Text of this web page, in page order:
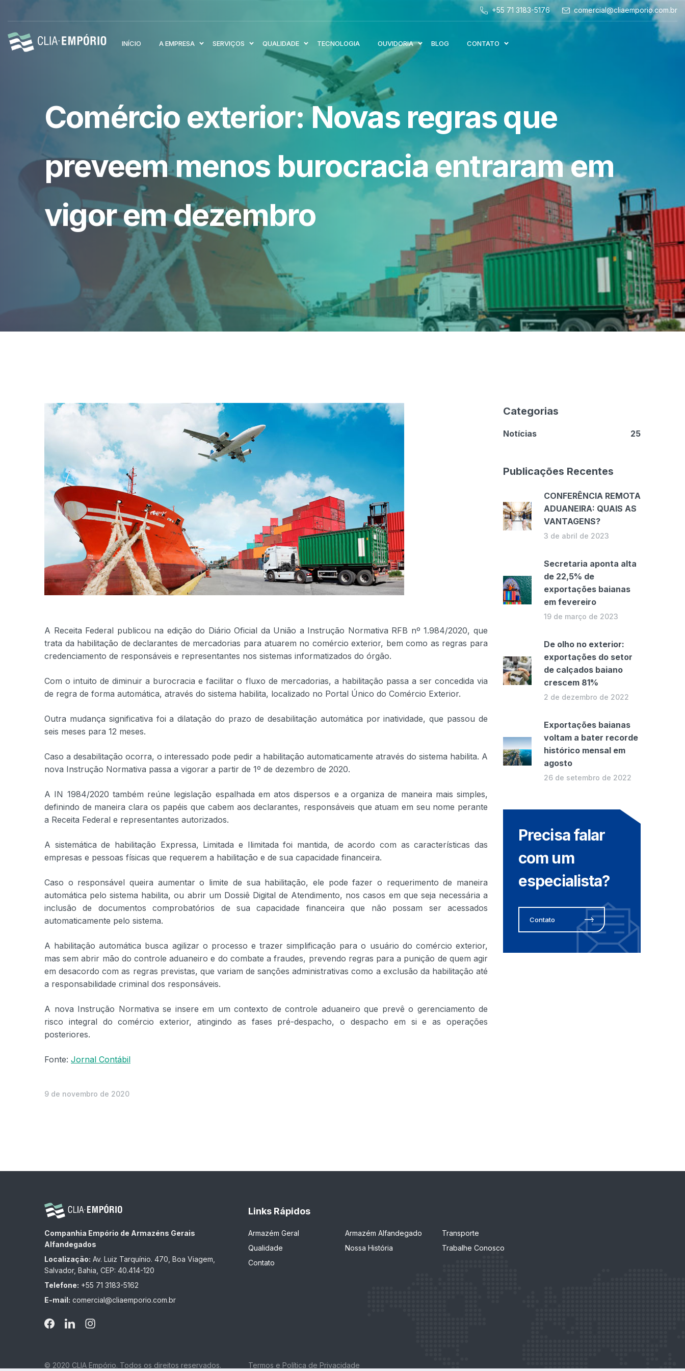
+55 71 3183-5176 comercial@cliaemporio.com.br
INÍCIO A EMPRESA SERVIÇOS QUALIDADE TECNOLOGIA OUVIDORIA BLOG CONTATO
Comércio exterior: Novas regras que
preveem menos burocracia entraram em
vigor em dezembro
A Receita Federal publicou na edição do Diário Oficial da União a Instrução Normativa RFB nº 1.984/2020, que
trata da habilitação de declarantes de mercadorias para atuarem no comércio exterior, bem como as regras para
credenciamento de responsáveis e representantes nos sistemas informatizados do órgão.
Com o intuito de diminuir a burocracia e facilitar o fluxo de mercadorias, a habilitação passa a ser concedida via
de regra de forma automática, através do sistema habilita, localizado no Portal Único do Comércio Exterior.
Outra mudança significativa foi a dilatação do prazo de desabilitação automática por inatividade, que passou de
seis meses para 12 meses.
Caso a desabilitação ocorra, o interessado pode pedir a habilitação automaticamente através do sistema habilita. A
nova Instrução Normativa passa a vigorar a partir de 1º de dezembro de 2020.
A IN 1984/2020 também reúne legislação espalhada em atos dispersos e a organiza de maneira mais simples,
definindo de maneira clara os papéis que cabem aos declarantes, responsáveis que atuam em seu nome perante
a Receita Federal e representantes autorizados.
A sistemática de habilitação Expressa, Limitada e Ilimitada foi mantida, de acordo com as características das
empresas e pessoas físicas que requerem a habilitação e de sua capacidade financeira.
Caso o responsável queira aumentar o limite de sua habilitação, ele pode fazer o requerimento de maneira
automática pelo sistema habilita, ou abrir um Dossiê Digital de Atendimento, nos casos em que seja necessária a
inclusão de documentos comprobatórios de sua capacidade financeira que não possam ser acessados
automaticamente pelo sistema.
A habilitação automática busca agilizar o processo e trazer simplificação para o usuário do comércio exterior,
mas sem abrir mão do controle aduaneiro e do combate a fraudes, prevendo regras para a punição de quem agir
em desacordo com as regras previstas, que variam de sanções administrativas como a exclusão da habilitação até
a responsabilidade criminal dos responsáveis.
A nova Instrução Normativa se insere em um contexto de controle aduaneiro que prevê o gerenciamento de
risco integral do comércio exterior, atingindo as fases pré-despacho, o despacho em si e as operações
posteriores.
Fonte: Jornal Contábil
9 de novembro de 2020
Categorias
Notícias 25
Publicações Recentes
CONFERÊNCIA REMOTA
ADUANEIRA: QUAIS AS
VANTAGENS?
3 de abril de 2023
Secretaria aponta alta
de 22,5% de
exportações baianas
em fevereiro
19 de março de 2023
De olho no exterior:
exportações do setor
de calçados baiano
crescem 81%
2 de dezembro de 2022
Exportações baianas
voltam a bater recorde
histórico mensal em
agosto
26 de setembro de 2022
Precisa falar
com um
especialista?
Contato
Companhia Empório de Armazéns Gerais
Alfandegados
Localização: Av. Luiz Tarquínio. 470, Boa Viagem,
Salvador, Bahia, CEP: 40.414-120
Telefone: +55 71 3183-5162
E-mail: comercial@cliaemporio.com.br
Links Rápidos
Armazém Geral Armazém Alfandegado
Transporte
Qualidade
Nossa História
Trabalhe Conosco
Contato
© 2020 CLIA Empório. Todos os direitos reservados. Termos e Política de Privacidade